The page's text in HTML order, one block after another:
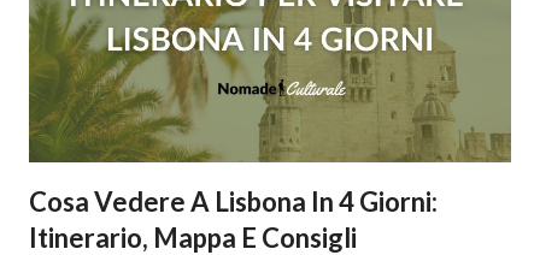
COSTI
DI
UN
VIAGGIO
2025
Cosa Vedere A Lisbona In 4 Giorni:
Itinerario, Mappa E Consigli